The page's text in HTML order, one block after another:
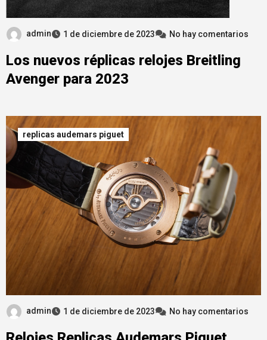
admin 1 de diciembre de 2023 No hay comentarios
Los nuevos réplicas relojes Breitling
Avenger para 2023
replicas audemars piguet
admin 1 de diciembre de 2023 No hay comentarios